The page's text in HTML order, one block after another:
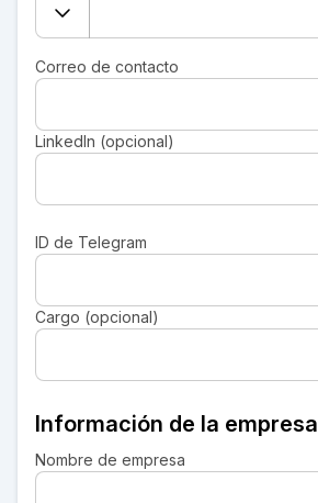
Correo de contacto
LinkedIn (opcional)
ID de Telegram
Cargo (opcional)
Información de la empresa
Nombre de empresa